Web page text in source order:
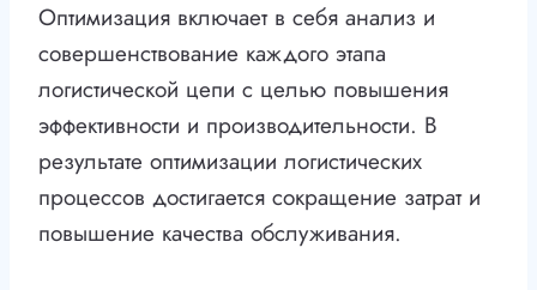
Оптимизация включает в себя анализ и
совершенствование каждого этапа
логистической цепи с целью повышения
эффективности и производительности. В
результате оптимизации логистических
процессов достигается сокращение затрат и
повышение качества обслуживания.